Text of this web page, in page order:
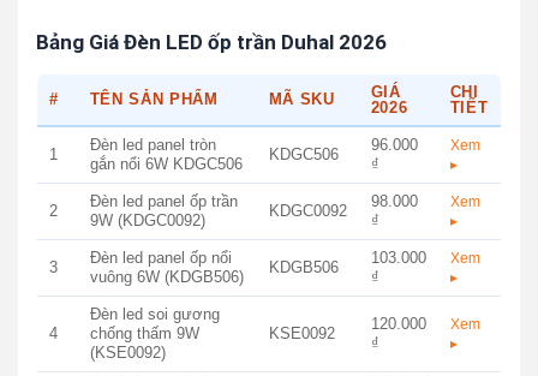
Bảng Giá Đèn LED ốp trần Duhal 2026
# TÊN SẢN PHẨM MÃ SKU
GIÁ
2026
CHI
TIẾT
1
Đèn led panel tròn
gắn nổi 6W KDGC506
KDGC506
96.000
₫
Xem
▸
2
Đèn led panel ốp trần
9W (KDGC0092)
KDGC0092
98.000
₫
Xem
▸
3
Đèn led panel ốp nổi
vuông 6W (KDGB506)
KDGB506
103.000
₫
Xem
▸
4
Đèn led soi gương
chống thấm 9W
(KSE0092)
KSE0092
120.000
₫
Xem
▸